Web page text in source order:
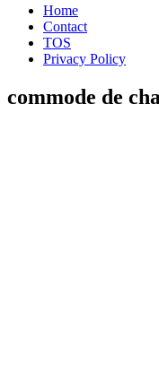
Home
Contact
TOS
Privacy Policy
commode de